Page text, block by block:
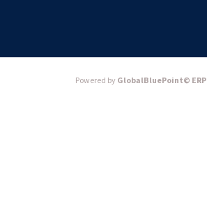
Powered byGlobalBluePoint© ERP